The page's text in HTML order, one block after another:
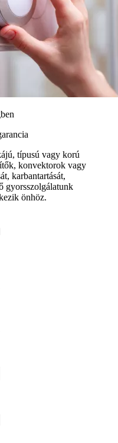
típusú vagy korú
konvektorok vagy
karbantartását,
gyorsszolgálatunk
önhöz.